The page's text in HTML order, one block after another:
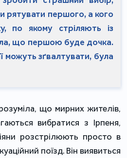
рятувати першого, а кого
по якому стріляють із
що першою буде дочка.
можуть зґвалтувати, була
що мирних жителів,
вибратися з Ірпеня,
розстрілюють просто в
поїзд. Він виявиться